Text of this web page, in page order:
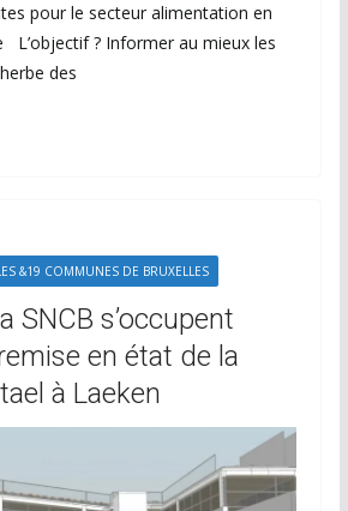
pour le secteur alimentation en
L’objectif ? Informer au mieux les
des
&19 COMMUNES DE BRUXELLES
SNCB s’occupent
en état de la
à Laeken